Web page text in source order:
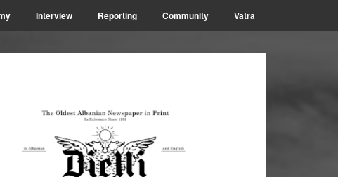
Interview Reporting Community Vatra